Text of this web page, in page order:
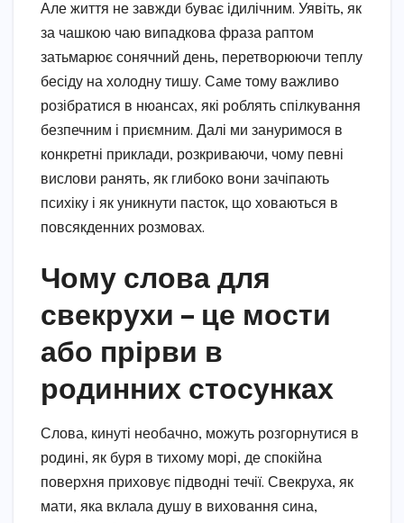
Але життя не завжди буває ідилічним. Уявіть, як
за чашкою чаю випадкова фраза раптом
затьмарює сонячний день, перетворюючи теплу
бесіду на холодну тишу. Саме тому важливо
розібратися в нюансах, які роблять спілкування
безпечним і приємним. Далі ми зануримося в
конкретні приклади, розкриваючи, чому певні
вислови ранять, як глибоко вони зачіпають
психіку і як уникнути пасток, що ховаються в
повсякденних розмовах.
Чому слова для
свекрухи – це мости
або прірви в
родинних стосунках
Слова, кинуті необачно, можуть розгорнутися в
родині, як буря в тихому морі, де спокійна
поверхня приховує підводні течії. Свекруха, як
мати, яка вклала душу в виховання сина,